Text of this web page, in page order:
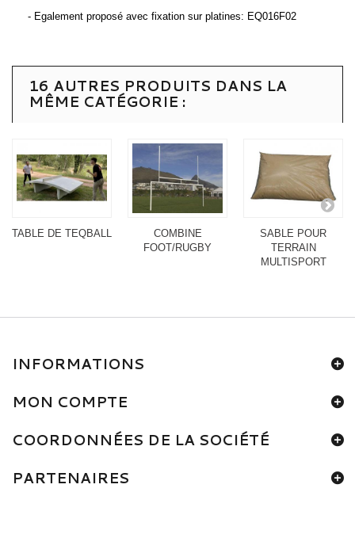
- Egalement proposé avec fixation sur platines: EQ016F02
16 AUTRES PRODUITS DANS LA
MÊME CATÉGORIE :
TABLE DE TEQBALL
COMBINE
FOOT/RUGBY
SABLE POUR
TERRAIN
MULTISPORT
INFORMATIONS
MON COMPTE
COORDONNÉES DE LA SOCIÉTÉ
PARTENAIRES